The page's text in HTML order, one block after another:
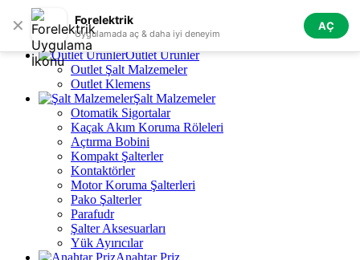
✕ Forelektrik
Uygulamada aç & daha iyi deneyim
AÇ
Skip to navigation Skip to main content
Tüm Kategoriler
Outlet Ürünler
Outlet Şalt Malzemeler
Outlet Klemens
Şalt Malzemeler
Otomatik Sigortalar
Kaçak Akım Koruma Röleleri
Açtırma Bobini
Kompakt Şalterler
Kontaktörler
Motor Koruma Şalterleri
Pako Şalterler
Parafudr
Şalter Aksesuarları
Yük Ayırıcılar
Anahtar Priz